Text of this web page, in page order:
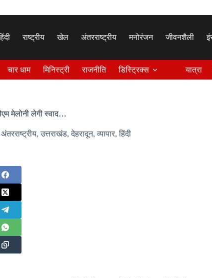
राष्ट्रीय खेल अंतरराष्ट्रीय मनोरंजन जीवनशैली
चार धाम मिनिस्ट्री राजनीति डिस्ट्रिक्स यात्रा
मेलोनी लेगी स्वाद…
अंतरराष्ट्रीय,उत्तराखंड,देहरादून,व्यापार,हिंदी